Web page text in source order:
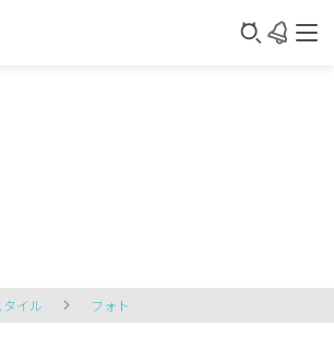
タイル フォト